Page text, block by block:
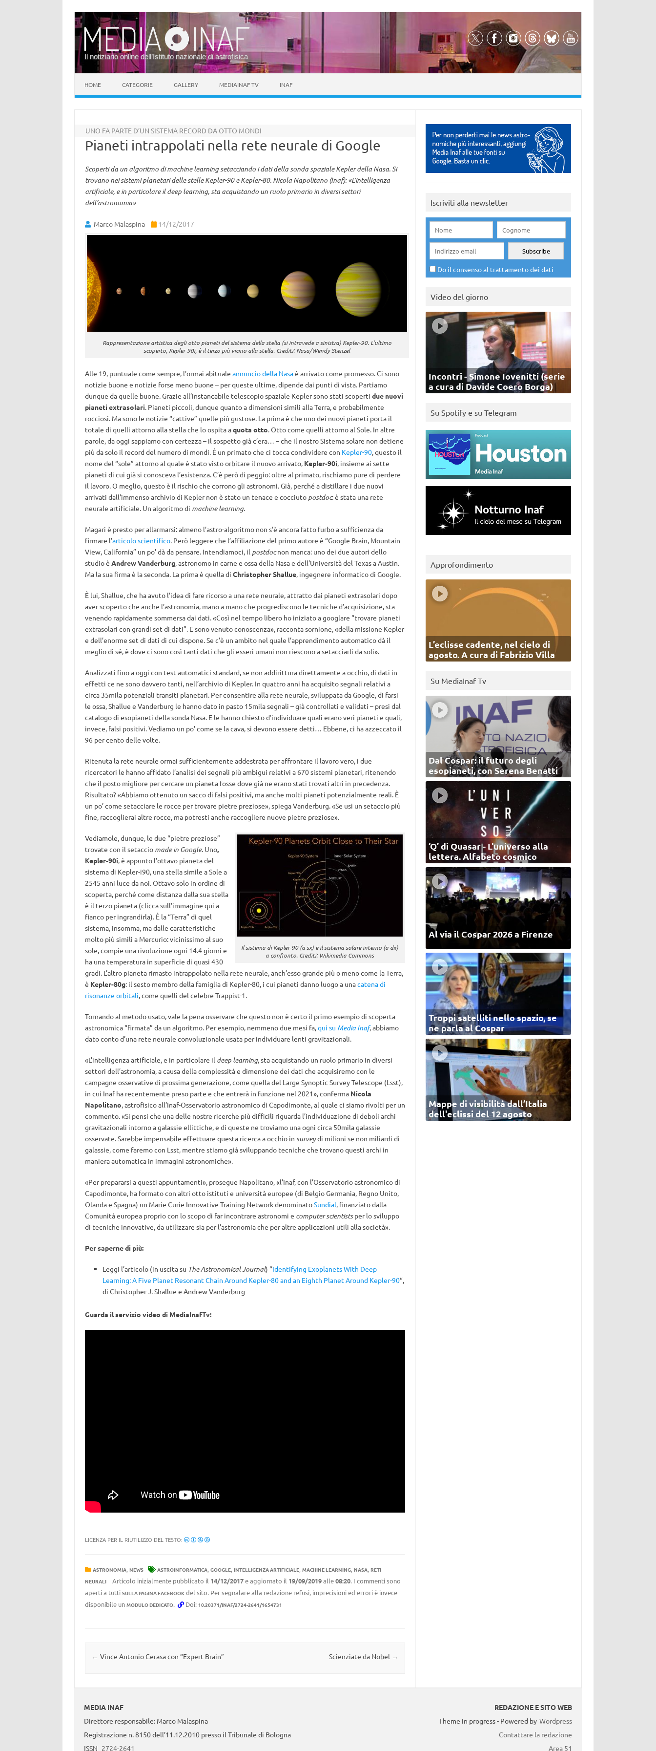
Il notiziario online dell’Istituto nazionale di astrofisica
HOME CATEGORIE GALLERY MEDIAINAF TV INAF
UNO FA PARTE D’UN SISTEMA RECORD DA OTTO MONDI
Pianeti intrappolati nella rete neurale di Google
Scoperti da un algoritmo di machine learning setacciando i dati della sonda spaziale Kepler della Nasa. Si
trovano nei sistemi planetari delle stelle Kepler-90 e Kepler-80. Nicola Napolitano (Inaf): «L’intelligenza
artificiale, e in particolare il deep learning, sta acquistando un ruolo primario in diversi settori
dell’astronomia»
Marco Malaspina 14/12/2017
Rappresentazione artistica degli otto pianeti del sistema della stella (si intravede a sinistra) Kepler-90. L’ultimo
scoperto, Kepler-90i, è il terzo più vicino alla stella. Crediti: Nasa/Wendy Stenzel
Alle 19, puntuale come sempre, l’ormai abituale annuncio della Nasaè arrivato come promesso. Ci sono
notizie buone e notizie forse meno buone – per queste ultime, dipende dai punti di vista. Partiamo
dunque da quelle buone. Grazie all’instancabile telescopio spaziale Kepler sono stati scoperti due nuovi
pianeti extrasolari. Pianeti piccoli, dunque quanto a dimensioni simili alla Terra, e probabilmente
rocciosi. Ma sono le notizie “cattive” quelle più gustose. La prima è che uno dei nuovi pianeti porta il
totale di quelli attorno alla stella che lo ospita aquota otto. Otto come quelli attorno al Sole. In altre
parole, da oggi sappiamo con certezza – il sospetto già c’era… – che il nostro Sistema solare non detiene
più da solo il record del numero di mondi. È un primato che ci tocca condividere con Kepler-90, questo il
nome del “sole” attorno al quale è stato visto orbitare il nuovo arrivato, Kepler-90i, insieme ai sette
pianeti di cui già si conosceva l’esistenza. C’è però di peggio: oltre al primato, rischiamo pure di perdere
il lavoro. O meglio, questo è il rischio che corrono gli astronomi. Già, perché a distillare i due nuovi
arrivati dall’immenso archivio di Kepler non è stato un tenace e cocciuto postdoc: è stata una rete
neurale artificiale. Un algoritmo di machine learning.
Magari è presto per allarmarsi: almeno l’astro-algoritmo non s’è ancora fatto furbo a sufficienza da
firmare l’articolo scientifico. Però leggere che l’affiliazione del primo autore è “Google Brain, Mountain
View, California” un po’ dà da pensare. Intendiamoci, il postdocnon manca: uno dei due autori dello
studio è Andrew Vanderburg, astronomo in carne e ossa della Nasa e dell’Università del Texas a Austin.
Ma la sua firma è la seconda. La prima è quella di Christopher Shallue, ingegnere informatico di Google.
È lui, Shallue, che ha avuto l’idea di fare ricorso a una rete neurale, attratto dai pianeti extrasolari dopo
aver scoperto che anche l’astronomia, mano a mano che progrediscono le tecniche d’acquisizione, sta
venendo rapidamente sommersa dai dati. «Così nel tempo libero ho iniziato a googlare “trovare pianeti
extrasolari con grandi set di dati”. E sono venuto conoscenza», racconta sornione, «della missione Kepler
e dell’enorme set di dati di cui dispone. Se c’è un ambito nel quale l’apprendimento automatico dà il
meglio di sé, è dove ci sono così tanti dati che gli esseri umani non riescono a setacciarli da soli».
Analizzati fino a oggi con test automatici standard, se non addirittura direttamente a occhio, di dati in
effetti ce ne sono davvero tanti, nell’archivio di Kepler. In quattro anni ha acquisito segnali relativi a
circa 35mila potenziali transiti planetari. Per consentire alla rete neurale, sviluppata da Google, di farsi
le ossa, Shallue e Vanderburg le hanno dato in pasto 15mila segnali – già controllati e validati – presi dal
catalogo di esopianeti della sonda Nasa. E le hanno chiesto d’individuare quali erano veri pianeti e quali,
invece, falsi positivi. Vediamo un po’ come se la cava, si devono essere detti… Ebbene, ci ha azzeccato il
96 per cento delle volte.
Ritenuta la rete neurale ormai sufficientemente addestrata per affrontare il lavoro vero, i due
ricercatori le hanno affidato l’analisi dei segnali più ambigui relativi a 670 sistemi planetari, ritenendo
che il posto migliore per cercare un pianeta fosse dove già ne erano stati trovati altri in precedenza.
Risultato? «Abbiamo ottenuto un sacco di falsi positivi, ma anche molti pianeti potenzialmente reali. È
un po’ come setacciare le rocce per trovare pietre preziose», spiega Vanderburg. «Se usi un setaccio più
fine, raccoglierai altre rocce, ma potresti anche raccogliere nuove pietre preziose».
Il sistema di Kepler-90 (a sx) e il sistema solare interno (a dx)
a confronto. Crediti: Wikimedia Commons
Vediamole, dunque, le due “pietre preziose”
trovate con il setaccio made in Google. Uno,
Kepler-90i, è appunto l’ottavo pianeta del
sistema di Kepler-i90, una stella simile a Sole a
2545 anni luce da noi. Ottavo solo in ordine di
scoperta, perché come distanza dalla sua stella
è il terzo pianeta (clicca sull’immagine qui a
fianco per ingrandirla). È la “Terra” di quel
sistema, insomma, ma dalle caratteristiche
molto più simili a Mercurio: vicinissimo al suo
sole, compie una rivoluzione ogni 14.4 giorni e
ha una temperatura in superficie di quasi 430
gradi. L’altro pianeta rimasto intrappolato nella rete neurale, anch’esso grande più o meno come la Terra,
è Kepler-80g: il sesto membro della famiglia di Kepler-80, i cui pianeti danno luogo a unacatena di
risonanze orbitali, come quelli del celebre Trappist-1.
Tornando al metodo usato, vale la pena osservare che questo non è certo il primo esempio di scoperta
astronomica “firmata” da un algoritmo. Per esempio, nemmeno due mesi fa,qui su Media Inaf, abbiamo
dato conto d’una rete neurale convoluzionale usata per individuare lenti gravitazionali.
«L’intelligenza artificiale, e in particolare il deep learning, sta acquistando un ruolo primario in diversi
settori dell’astronomia, a causa della complessità e dimensione dei dati che acquisiremo con le
campagne osservative di prossima generazione, come quella del Large Synoptic Survey Telescope (Lsst),
in cui Inaf ha recentemente preso parte e che entrerà in funzione nel 2021», conferma Nicola
Napolitano, astrofisico all’Inaf-Osservatorio astronomico di Capodimonte, al quale ci siamo rivolti per un
commento. «Si pensi che una delle nostre ricerche più difficili riguarda l’individuazione di deboli archi
gravitazionali intorno a galassie ellittiche, e di queste ne troviamo una ogni circa 50mila galassie
osservate. Sarebbe impensabile effettuare questa ricerca a occhio in surveydi milioni se non miliardi di
galassie, come faremo con Lsst, mentre stiamo già sviluppando tecniche che trovano questi archi in
maniera automatica in immagini astronomiche».
«Per prepararsi a questi appuntamenti», prosegue Napolitano, «l’Inaf, con l’Osservatorio astronomico di
Capodimonte, ha formato con altri otto istituti e università europee (di Belgio Germania, Regno Unito,
Olanda e Spagna) un Marie Curie Innovative Training Network denominatoSundial, finanziato dalla
Comunità europea proprio con lo scopo di far incontrare astronomi e computer scientistsper lo sviluppo
di tecniche innovative, da utilizzare sia per l’astronomia che per altre applicazioni utili alla società».
Per saperne di più:
Leggi l’articolo (in uscita su The Astronomical Journal) “Identifying Exoplanets With Deep
Learning: A Five Planet Resonant Chain Around Kepler-80 and an Eighth Planet Around Kepler-90“,
di Christopher J. Shallue e Andrew Vanderburg
Guarda il servizio video di MediaInafTv:
LICENZA PER IL RIUTILIZZO DEL TESTO:
ASTRONOMIA, NEWS ASTROINFORMATICA, GOOGLE, INTELLIGENZA ARTIFICIALE, MACHINE LEARNING, NASA, RETI
NEURALI
Articolo inizialmente pubblicato il 14/12/2017e aggiornato il 19/09/2019alle08:20. I commenti sono
aperti a tutti SULLA PAGINA FACEBOOKdel sito. Per segnalare alla redazione refusi, imprecisioni ed errori è invece
disponibile un MODULO DEDICATO. Doi: 10.20371/INAF/2724-2641/1654731
Navigazione articolo
← Vince Antonio Cerasa con “Expert Brain” Scienziate da Nobel →
Iscriviti alla newsletter
Do il consenso al trattamento dei dati
Video del giorno
Incontri - Simone Iovenitti (serie
a cura di Davide Coero Borga)
Su Spotify e su Telegram
Approfondimento
L’eclisse cadente, nel cielo di
agosto. A cura di Fabrizio Villa
Su MediaInaf Tv
Dal Cospar: il futuro degli
esopianeti, con Serena Benatti
‘Q’ di Quasar - L'universo alla
lettera. Alfabeto cosmico
Al via il Cospar 2026 a Firenze
Troppi satelliti nello spazio, se
ne parla al Cospar
Mappe di visibilità dall’Italia
dell'eclissi del 12 agosto
MEDIA INAF
Direttore responsabile: Marco Malaspina
Registrazione n. 8150 dell’11.12.2010 presso il Tribunale di Bologna
ISSN 2724-2641
REDAZIONE E SITO WEB
Theme in progress - Powered by Wordpress
Contattare la redazione
Area 51